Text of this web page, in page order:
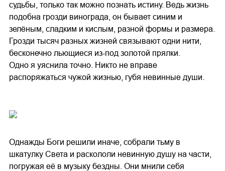
судьбы, только так можно познать истину. Ведь жизнь
подобна грозди винограда, он бывает синим и
зелёным, сладким и кислым, разной формы и размера.
Грозди тысяч разных жизней связывают одни нити,
бесконечно льющиеся из-под золотой прялки.
Одно я уяснила точно. Никто не вправе
распоряжаться чужой жизнью, губя невинные души.
Однажды Боги решили иначе, собрали тьму в
шкатулку Света и раскололи невинную душу на части,
погружая её в музыку бездны. Они мнили себя